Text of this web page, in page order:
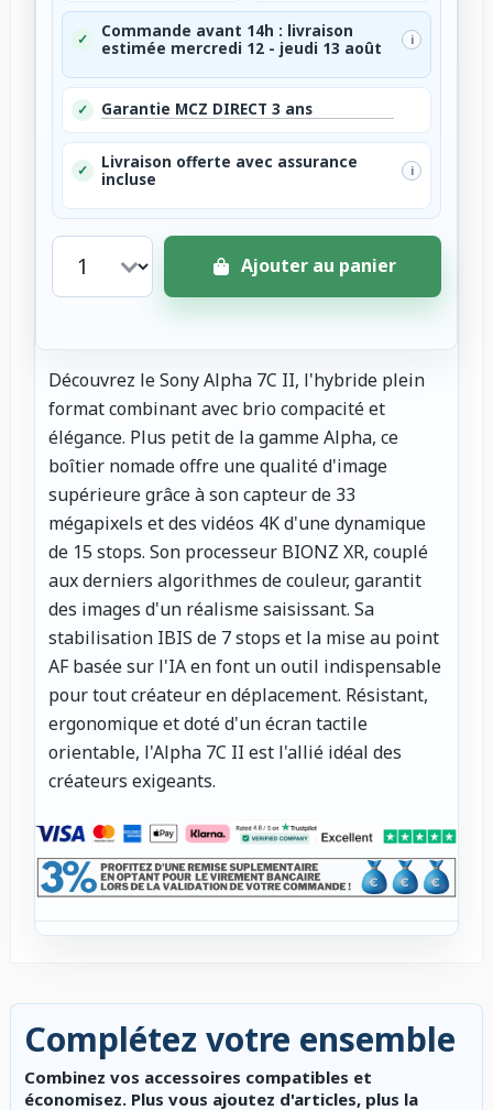
✓
Commande avant 14h : livraison
estimée mercredi 12 - jeudi 13 août
i
✓ Garantie MCZ DIRECT 3 ans
✓
Livraison offerte avec assurance
incluse
i
Ajouter au panier
Découvrez le Sony Alpha 7C II, l'hybride plein
format combinant avec brio compacité et
élégance. Plus petit de la gamme Alpha, ce
boîtier nomade offre une qualité d'image
supérieure grâce à son capteur de 33
mégapixels et des vidéos 4K d'une dynamique
de 15 stops. Son processeur BIONZ XR, couplé
aux derniers algorithmes de couleur, garantit
des images d'un réalisme saisissant. Sa
stabilisation IBIS de 7 stops et la mise au point
AF basée sur l'IA en font un outil indispensable
pour tout créateur en déplacement. Résistant,
ergonomique et doté d'un écran tactile
orientable, l'Alpha 7C II est l'allié idéal des
créateurs exigeants.
Complétez votre ensemble
Combinez vos accessoires compatibles et
économisez. Plus vous ajoutez d'articles, plus la